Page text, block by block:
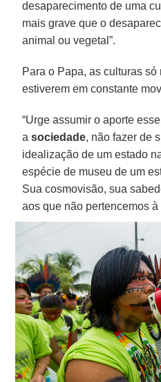
desaparecimento de uma
mais grave que o
animal ou vegetal”.
Para o Papa, as culturas
estiverem em constante
“Urge assumir o aporte
asociedade, não fazer de
idealização de um estado
espécie de museu de um
Sua cosmovisão, sua
aos que não pertencemos